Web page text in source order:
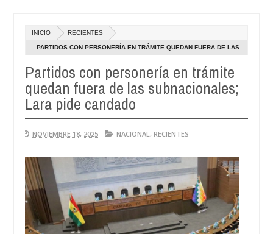
robo y queda herido de bala en Chimoré
Aug
2026 0
a 12 ministerios y concentra competencias estratégicas
INICIO RECIENTES
PARTIDOS CON PERSONERÍA EN TRÁMITE QUEDAN FUERA DE LAS
Partidos con personería en trámite
quedan fuera de las subnacionales;
Lara pide candado
NOVIEMBRE 18, 2025 NACIONAL , RECIENTES